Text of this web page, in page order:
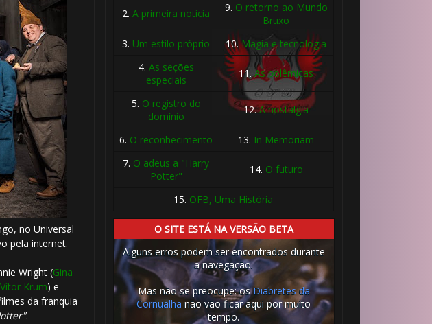
no Universal
pela internet.
Wright (Gina
Vítor Krum) e
da franquia
.
2.A primeira notícia 9. O retorno ao Mundo
Bruxo
3. Um estilo próprio 10.Magia e tecnologia
4. As seções
especiais
11.As polêmicas
5. O registro do
domínio
12.A nostalgia
6. O reconhecimento 13. In Memoriam
7. O adeus a "Harry
Potter"
14. O futuro
15. OFB, Uma História
O SITE ESTÁ NA VERSÃO BETA
Alguns erros podem ser encontrados durante
a navegação.
Mas não se preocupe: osDiabretes da
Cornualha não vão ficar aqui por muito
tempo.